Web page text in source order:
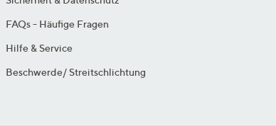
FAQs - Häufige Fragen
Hilfe & Service
Beschwerde/ Streitschlichtung